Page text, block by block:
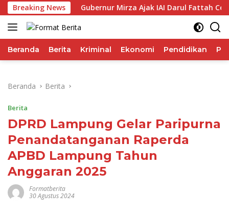
Langsung
ke
konten
Breaking NewsGubernur Mirza Ajak IAI Darul Fattah Cetak
Beranda Berita Kriminal Ekonomi Pendidikan
Beranda Berita
Berita
DPRD Lampung Gelar Paripurna
Penandatanganan Raperda
APBD Lampung Tahun
Anggaran 2025
Formatberita
30 Agustus 2024